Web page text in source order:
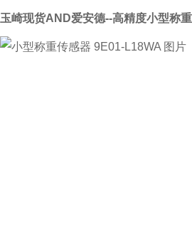
玉崎现货AND爱安德--高精度小型称